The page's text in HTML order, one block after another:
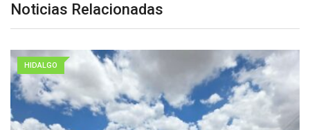
Noticias Relacionadas
HIDALGO